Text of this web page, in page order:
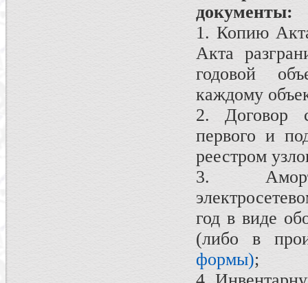
документы:
1. Копию
Акта
годовой
каждому
2. Договор
первого и
реестром
3.
год в виде
(либо в
формы);